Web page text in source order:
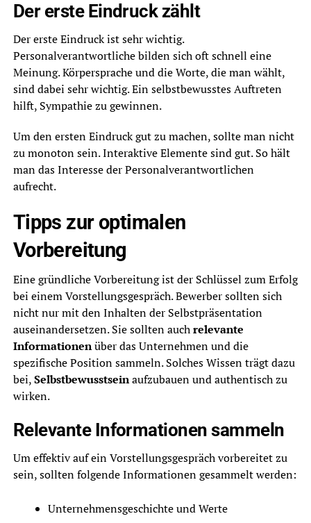
Der erste Eindruck zählt
Der erste Eindruck ist sehr wichtig.
Personalverantwortliche bilden sich oft schnell eine
Meinung. Körpersprache und die Worte, die man wählt,
sind dabei sehr wichtig. Ein selbstbewusstes Auftreten
hilft, Sympathie zu gewinnen.
Um den ersten Eindruck gut zu machen, sollte man nicht
zu monoton sein. Interaktive Elemente sind gut. So hält
man das Interesse der Personalverantwortlichen
aufrecht.
Tipps zur optimalen
Vorbereitung
Eine gründliche Vorbereitung ist der Schlüssel zum Erfolg
bei einem Vorstellungsgespräch. Bewerber sollten sich
nicht nur mit den Inhalten der Selbstpräsentation
auseinandersetzen. Sie sollten auchrelevante
Informationenüber das Unternehmen und die
spezifische Position sammeln. Solches Wissen trägt dazu
bei,Selbstbewusstseinaufzubauen und authentisch zu
wirken.
Relevante Informationen sammeln
Um effektiv auf ein Vorstellungsgespräch vorbereitet zu
sein, sollten folgende Informationen gesammelt werden:
Unternehmensgeschichte und Werte